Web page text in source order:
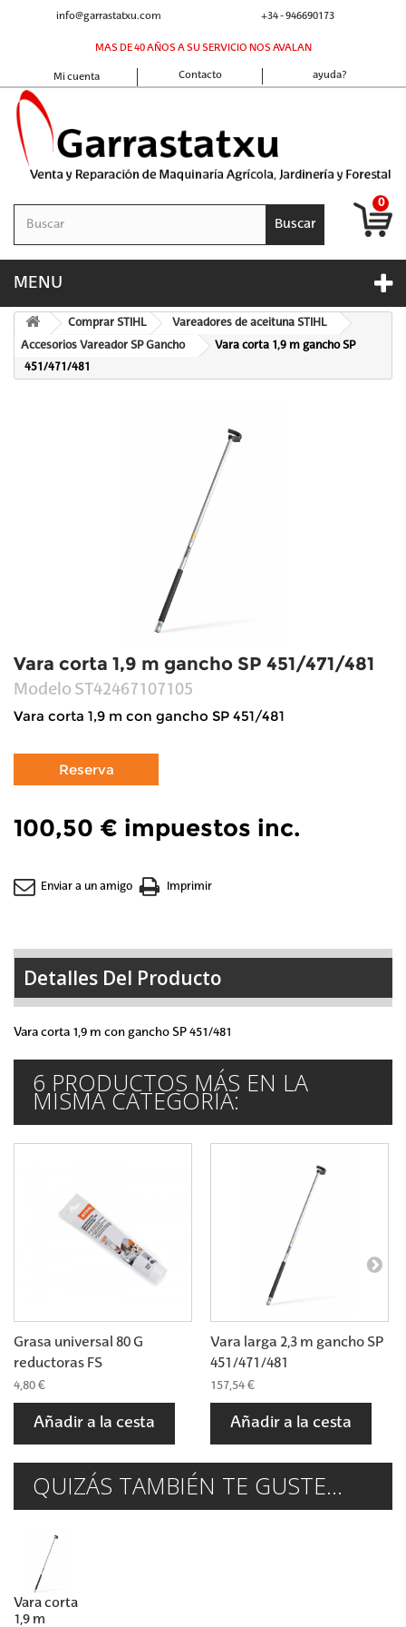
+34 - 946690173
info@garrastatxu.com
MAS DE 40 AÑOS A SU SERVICIO NOS AVALAN
ayuda?
Contacto
Mi cuenta
Buscar
0
MENU
Comprar STIHL Vareadores de aceituna STIHL
Accesorios Vareador SP Gancho
Vara corta 1,9 m gancho SP
451/471/481
Vara corta 1,9 m gancho SP 451/471/481
Modelo ST42467107105
Vara corta 1,9 m con gancho SP 451/481
100,50 € impuestos inc.
Enviar a un amigo Imprimir
Detalles Del Producto
Vara corta 1,9 m con gancho SP 451/481
6 PRODUCTOS MÁS EN LA
MISMA CATEGORÍA:
Grasa universal 80 G
reductoras FS
4,80 €
Añadir a la cesta
Vara larga 2,3 m gancho SP
451/471/481
157,54 €
Añadir a la cesta
QUIZÁS TAMBIÉN TE GUSTE...
Vara corta
1,9 m